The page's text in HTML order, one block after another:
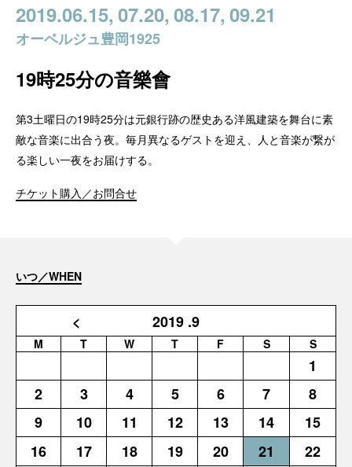
2019.06.15, 07.20, 08.17, 09.21
オーベルジュ豊岡1925
19時25分の音樂會
第3土曜日の19時25分は元銀行跡の歴史ある洋風建築を舞台に素
敵な音楽に出合う夜。毎月異なるゲストを迎え、人と音楽が繋が
る楽しい一夜をお届けする。
チケット購入／お問合せ
いつ／WHEN
< 2019 .9
M T W T F S S
1
2
3 4 5 6 7
8
9
10 11 12 13 14
15
16
17 18 19 20 21
22